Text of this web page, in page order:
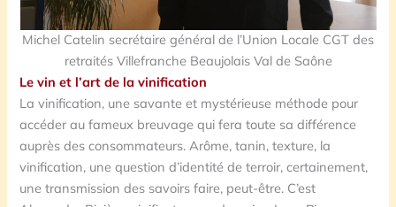
Michel Catelin secrétaire général de l’Union Locale CGT des
retraités Villefranche Beaujolais Val de Saône
Le vin et l’art de la vinification
La vinification, une savante et mystérieuse méthode pour
accéder au fameux breuvage qui fera toute sa différence
auprès des consommateurs. Arôme, tanin, texture, la
vinification, une question d’identité de terroir, certainement,
une transmission des savoirs faire, peut-être. C’est